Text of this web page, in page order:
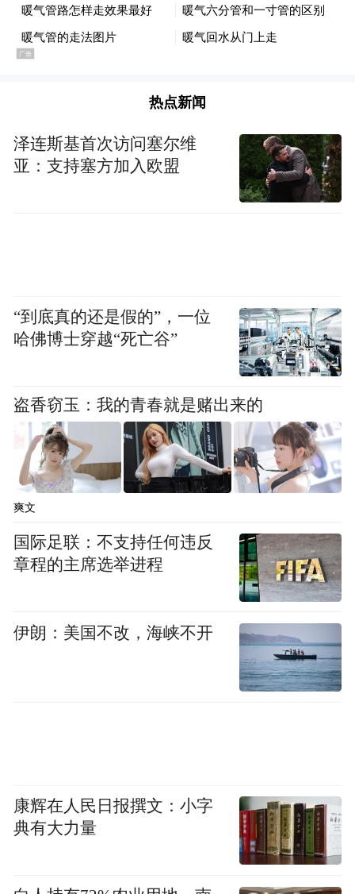
热点新闻
泽连斯基首次访问塞尔维
亚：支持塞方加入欧盟
“到底真的还是假的”，一位
哈佛博士穿越“死亡谷”
盗香窃玉：我的青春就是赌出来的
爽文
国际足联：不支持任何违反
章程的主席选举进程
伊朗：美国不改，海峡不开
康辉在人民日报撰文：小字
典有大力量